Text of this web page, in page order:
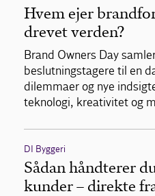
Hvem ejer
drevet verden?
Brand Owners Day
beslutningstagere til en
dilemmaer og nye
teknologi, kreativitet og
DI Byggeri
Sådan håndterer
kunder – direkte